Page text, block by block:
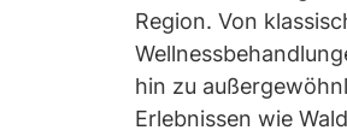
Region. Von
hin zu
Erlebnissen wie